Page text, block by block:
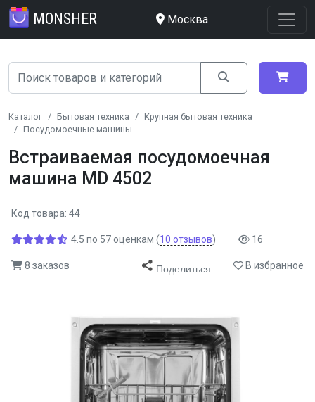
MONSHER Москва
Каталог Бытовая техника
Крупная бытовая техника
Посудомоечные машины
Встраиваемая посудомоечная
машина MD 4502
Код товара: 44
4.5 по 57 оценкам (10 отзывов) 16
8 заказов Поделиться В избранное